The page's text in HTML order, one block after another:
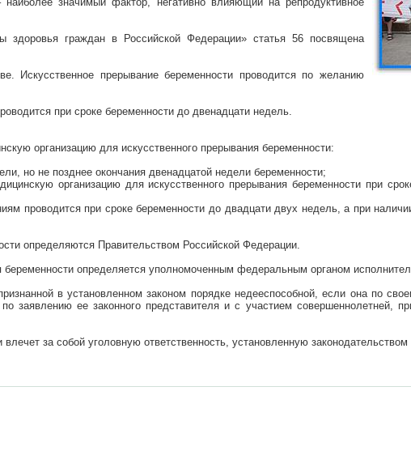
граждан в Российской Федерации» статья 56 посвящена
Искусственное прерывание беременности проводится по желанию
при сроке беременности до двенадцати недель.
организацию для искусственного прерывания беременности:
но не позднее окончания двенадцатой недели беременности;
организацию для искусственного прерывания беременности при
проводится при сроке беременности до двадцати двух недель, а при
определяются Правительством Российской Федерации.
беременности определяется уполномоченным федеральным органом
в установленном законом порядке недееспособной, если она по
ее законного представителя и с участием совершеннолетней,
за собой уголовную ответственность, установленную